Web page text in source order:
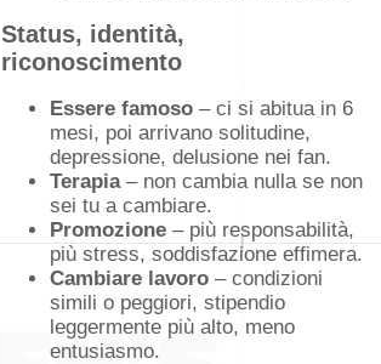
Status, identità,
riconoscimento
Essere famoso – ci si abitua in 6
mesi, poi arrivano solitudine,
depressione, delusione nei fan.
Terapia– non cambia nulla se non
sei tu a cambiare.
Promozione – più responsabilità,
più stress, soddisfazione effimera.
Cambiare lavoro – condizioni
simili o peggiori, stipendio
leggermente più alto, meno
entusiasmo.